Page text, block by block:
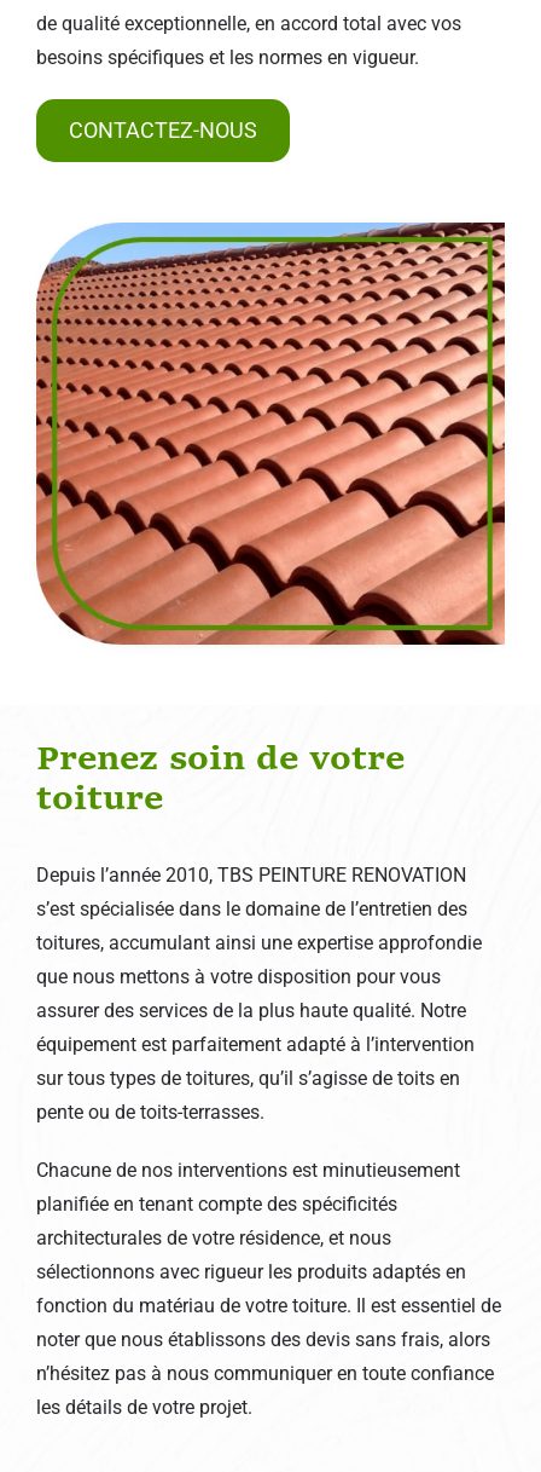
de qualité exceptionnelle, en accord total avec vos
besoins spécifiques et les normes en vigueur.
CONTACTEZ-NOUS
Prenez soin de votre
toiture
Depuis l’année 2010, TBS PEINTURE RENOVATION
s’est spécialisée dans le domaine de l’entretien des
toitures, accumulant ainsi une expertise approfondie
que nous mettons à votre disposition pour vous
assurer des services de la plus haute qualité. Notre
équipement est parfaitement adapté à l’intervention
sur tous types de toitures, qu’il s’agisse de toits en
pente ou de toits-terrasses.
Chacune de nos interventions est minutieusement
planifiée en tenant compte des spécificités
architecturales de votre résidence, et nous
sélectionnons avec rigueur les produits adaptés en
fonction du matériau de votre toiture. Il est essentiel de
noter que nous établissons des devis sans frais, alors
n’hésitez pas à nous communiquer en toute confiance
les détails de votre projet.